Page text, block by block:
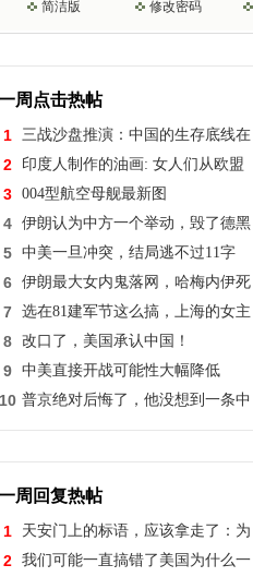
简洁版
修改密码
周点击热帖
1 三战沙盘推演：中国的生存底线在
2 印度人制作的油画: 女人们从欧盟
3 004型航空母舰最新图
4 伊朗认为中方一个举动，毁了德黑
5 中美一旦冲突，结局逃不过11字
6 伊朗最大女内鬼落网，哈梅内伊死
7 选在81建军节这么搞，上海的女主
8 改口了，美国承认中国！
9 中美直接开战可能性大幅降低
10 普京绝对后悔了，他没想到一条中
周回复热帖
1 天安门上的标语，应该拿走了：为
2 我们可能一直搞错了美国为什么一